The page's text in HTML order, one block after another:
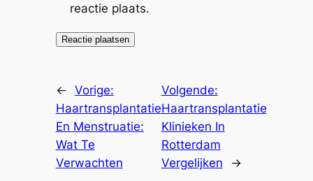
reactie plaats.
← Vorige:
Haartransplantatie
En Menstruatie:
Wat Te
Verwachten
Volgende:
Haartransplantatie
Klinieken In
Rotterdam
Vergelijken
→